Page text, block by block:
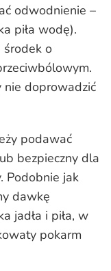
odwodnienie –
piła wodę).
środek o
nie doprowadzić
podawać
bezpieczny dla
Podobnie jak
dawkę
jadła i piła, w
pokarm